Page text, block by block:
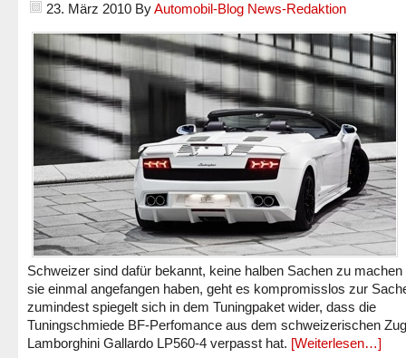
23. März 2010 ByAutomobil-Blog News-Redaktion
Schweizer sind dafür bekannt, keine halben Sachen zu machen
sie einmal angefangen haben, geht es kompromisslos zur
zumindest spiegelt sich in dem Tuningpaket wider, dass die
Tuningschmiede BF-Perfomance aus dem schweizerischen
Lamborghini Gallardo LP560-4 verpasst hat. [Weiterlesen…]